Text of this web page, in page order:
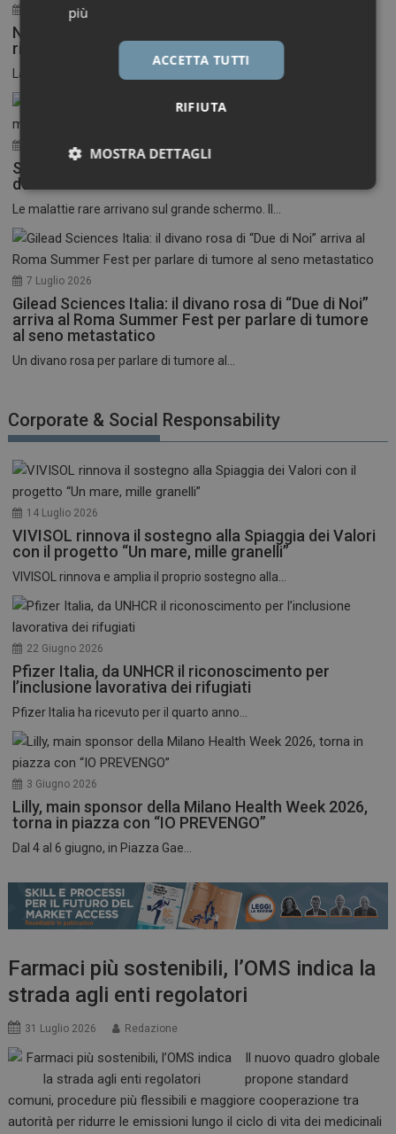
30 Luglio 2026
Neuroinfiammazione, fino a 50 mila euro per
ricercatori under 40
La Fondazione Francesco della Valle ETS apre le...
17 Luglio 2026
Stati Uniti: nasce il primo festival del cinema
dedicato alle malattie rare
Le malattie rare arrivano sul grande schermo. Il...
7 Luglio 2026
Gilead Sciences Italia: il divano rosa di “Due di Noi”
arriva al Roma Summer Fest per parlare di tumore
al seno metastatico
Un divano rosa per parlare di tumore al...
Corporate & Social Responsability
14 Luglio 2026
VIVISOL rinnova il sostegno alla Spiaggia dei Valori
con il progetto “Un mare, mille granelli”
VIVISOL rinnova e amplia il proprio sostegno alla...
22 Giugno 2026
Pfizer Italia, da UNHCR il riconoscimento per
l’inclusione lavorativa dei rifugiati
Pfizer Italia ha ricevuto per il quarto anno...
3 Giugno 2026
Lilly, main sponsor della Milano Health Week 2026,
torna in piazza con “IO PREVENGO”
Dal 4 al 6 giugno, in Piazza Gae...
Farmaci più sostenibili, l’OMS indica la
strada agli enti regolatori
31 Luglio 2026 Redazione
Il nuovo quadro globale
propone standard
comuni, procedure più flessibili e maggiore cooperazione tra
autorità per ridurre le emissioni lungo il ciclo di vita dei medicinali
più
ACCETTA TUTTI
RIFIUTA
MOSTRA DETTAGLI
Necessari Marketing
Necessari Marketing
sito web abilitandone funzionalità di base quali la
NOME
FORNITORE / DOMINIO
.dailyhealthindustry.it
mese
ARRAffinitySameSite
Microsoft Corporation
.www.dailyhealthindustry.it
Sessione